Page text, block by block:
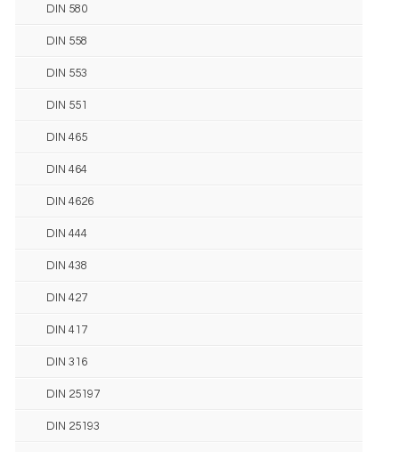
DIN 580
DIN 558
DIN 553
DIN 551
DIN 465
DIN 464
DIN 4626
DIN 444
DIN 438
DIN 427
DIN 417
DIN 316
DIN 25197
DIN 25193